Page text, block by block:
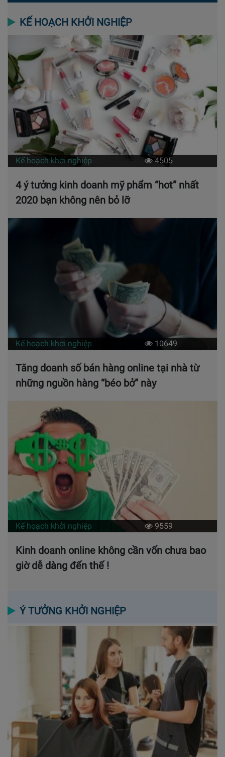
KẾ HOẠCH KHỞI NGHIỆP
Kế hoạch khởi nghiệp 4505
4 ý tưởng kinh doanh mỹ phẩm “hot” nhất
2020 bạn không nên bỏ lỡ
Kế hoạch khởi nghiệp 10649
Tăng doanh số bán hàng online tại nhà từ
những nguồn hàng “béo bở” này
Kế hoạch khởi nghiệp 9559
Kinh doanh online không cần vốn chưa bao
giờ dễ dàng đến thế !
Ý TƯỞNG KHỞI NGHIỆP